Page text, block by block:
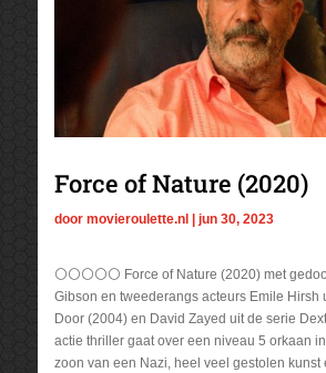
Force of Nature (2020)
door movieroulette.nl jun 30, 2023
⚪⚪⚪⚪⚪ Force of Nature (2020) met
Gibson en tweederangs acteurs Emile Hirsh
Door (2004) en David Zayed uit de serie
actie thriller gaat over een niveau 5 orkaan
zoon van een Nazi, heel veel gestolen kunst